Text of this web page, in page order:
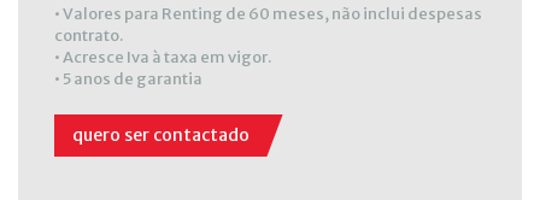
• Valores para Renting de 60 meses, não inclui despesas
contrato.
• Acresce Iva à taxa em vigor.
• 5 anos de garantia
quero ser contactado